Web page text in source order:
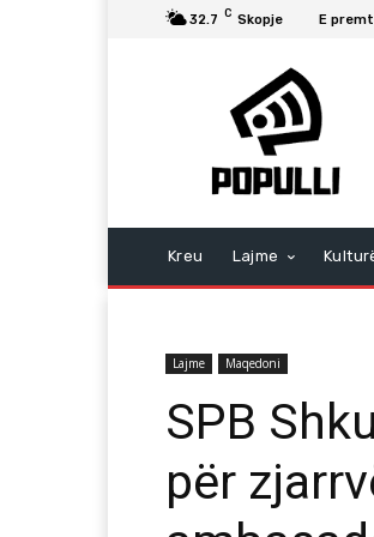
32.7 C Skopje E
Kreu Lajme
Lajme Maqedoni
SPB
për